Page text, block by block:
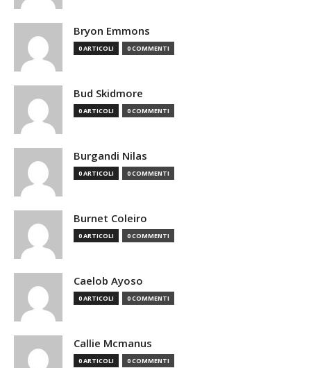
Bryon Emmons
0 ARTICOLI 0 COMMENTI
Bud Skidmore
0 ARTICOLI 0 COMMENTI
Burgandi Nilas
0 ARTICOLI 0 COMMENTI
Burnet Coleiro
0 ARTICOLI 0 COMMENTI
Caelob Ayoso
0 ARTICOLI 0 COMMENTI
Callie Mcmanus
0 ARTICOLI 0 COMMENTI